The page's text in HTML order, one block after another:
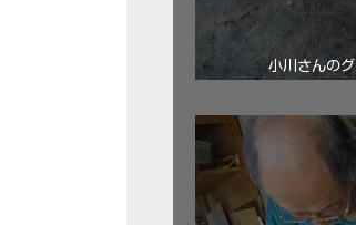
小川さんの